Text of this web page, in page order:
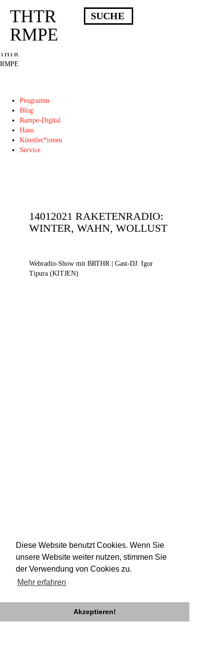
Diese Website benutzt Cookies. Wenn Sie
unsere Website weiter nutzen, stimmen Sie
der Verwendung von Cookies zu.
Mehr erfahren
Akzeptieren!
Deprecated : Die Funktion post_permalink ist seit Version 4.4.0 veraltet!
Verwende stattdessen get_permalink(). in
/homepages/10/d43051023/htdocs/wordpress/wp-includes/functions.php
THTR
RMPE
Programm
Blog
Rampe-Digital
Haus
Künstler*innen
Service
THTR
RMPE
14012021 RAKETENRADIO:
WINTER, WAHN, WOLLUST
Webradio-Show mit BRTHR | Gast-DJ: Igor
Tipura (KITJEN)